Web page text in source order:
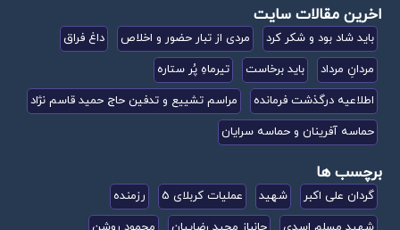
اخرین مقالات سایت
باید شاد بود و شکر کرد مردی از تبار حضور و اخلاص
داغ فراق
مردانِ مرداد
باید برخاست
تیرماهِ پُر ستاره
اطلاعیه درگذشت فرمانده
مراسم تشییع و تدفین حاج حمید قاسم نژاد
حماسه آفرینان و حماسه سرایان
برچسب ها
گردان علی اکبر شهید عملیات کربلای 5
رزمنده